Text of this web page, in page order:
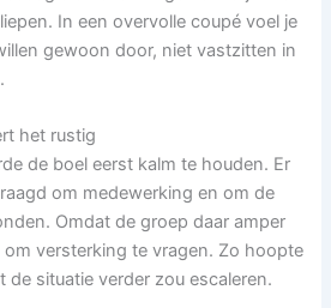
In een overvolle coupé voel je
gewoon door, niet vastzitten in
het rustig
de boel eerst kalm te houden. Er
om medewerking en om de
Omdat de groep daar amper
versterking te vragen. Zo hoopte
situatie verder zou escaleren.